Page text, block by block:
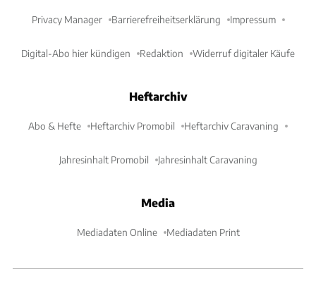
Privacy Manager Barrierefreiheitserklärung Impressum
Digital-Abo hier kündigen Redaktion Widerruf digitaler Käufe
Heftarchiv
Abo & Hefte Heftarchiv Promobil Heftarchiv Caravaning
Jahresinhalt Promobil Jahresinhalt Caravaning
Media
Mediadaten Online Mediadaten Print